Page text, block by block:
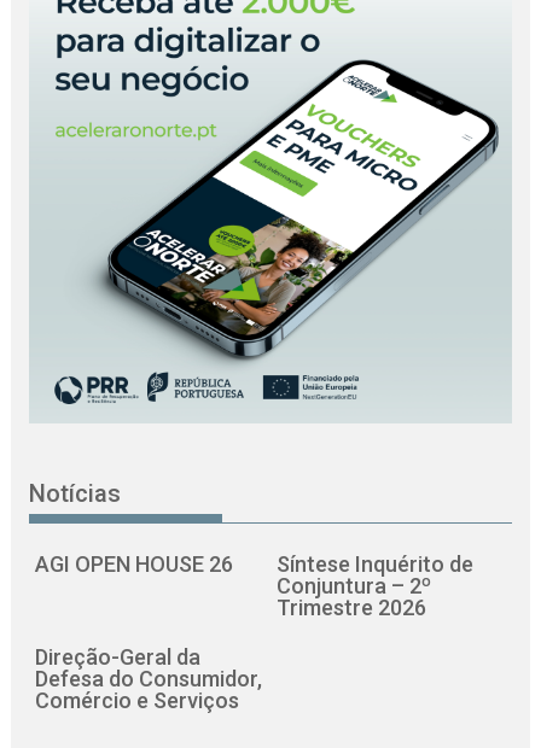
Notícias
AGI OPEN HOUSE 26
Síntese Inquérito de
Conjuntura – 2º
Trimestre 2026
Direção-Geral da
Defesa do Consumidor,
Comércio e Serviços